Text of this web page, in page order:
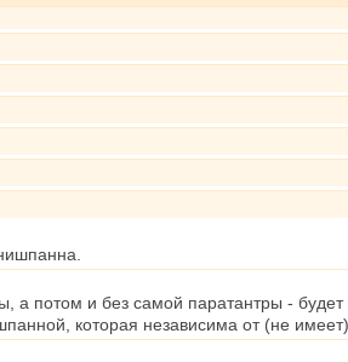
а потом и без самой паратантры -
которая независима от (не